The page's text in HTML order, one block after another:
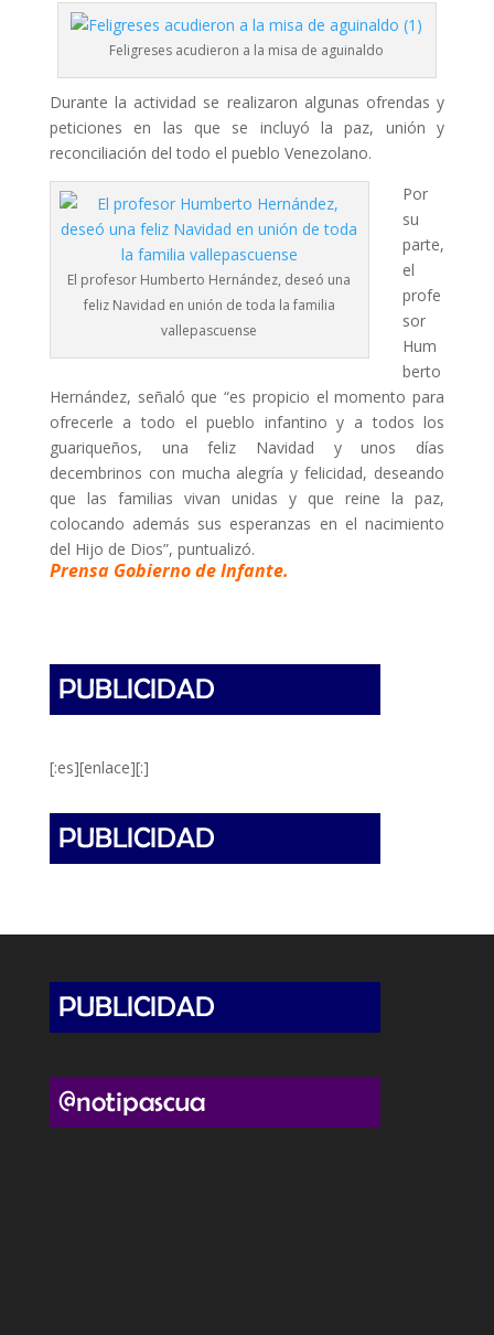
Feligreses acudieron a la misa de aguinaldo
Durante la actividad se realizaron algunas ofrendas y
peticiones en las que se incluyó la paz, unión y
reconciliación del todo el pueblo Venezolano.
El profesor Humberto Hernández, deseó una
feliz Navidad en unión de toda la familia
vallepascuense
Por
su
parte,
el
profe
sor
Hum
berto
Hernández, señaló que “es propicio el momento para
ofrecerle a todo el pueblo infantino y a todos los
guariqueños, una feliz Navidad y unos días
decembrinos con mucha alegría y felicidad, deseando
que las familias vivan unidas y que reine la paz,
colocando además sus esperanzas en el nacimiento
del Hijo de Dios”, puntualizó.
Prensa Gobierno de Infante.
[:es][enlace][:]